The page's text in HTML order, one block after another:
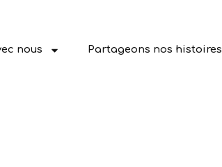
nous Partageons nos histoires